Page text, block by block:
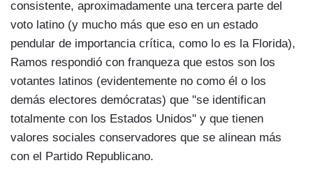
consistente, aproximadamente una tercera parte del
voto latino (y mucho más que eso en un estado
pendular de importancia crítica, como lo es la Florida),
Ramos respondió con franqueza que estos son los
votantes latinos (evidentemente no como él o los
demás electores demócratas) que "se identifican
totalmente con los Estados Unidos" y que tienen
valores sociales conservadores que se alinean más
con el Partido Republicano.